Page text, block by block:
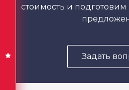
стоимость и
Задать